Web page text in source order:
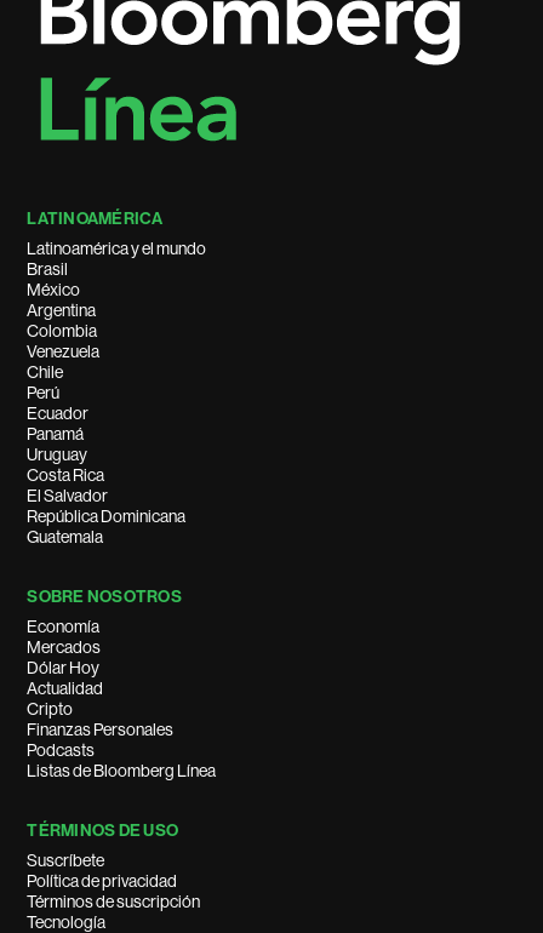
LATINOAMÉRICA
Latinoamérica y el mundo
Brasil
México
Argentina
Colombia
Venezuela
Chile
Perú
Ecuador
Panamá
Uruguay
Costa Rica
El Salvador
República Dominicana
Guatemala
SOBRE NOSOTROS
Economía
Mercados
Dólar Hoy
Actualidad
Cripto
Finanzas Personales
Podcasts
Listas de Bloomberg Línea
TÉRMINOS DE USO
Suscríbete
Política de privacidad
Términos de suscripción
Tecnología